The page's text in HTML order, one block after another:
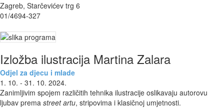
Zagreb, Starčevićev trg 6
01/4694-327
Izložba ilustracija Martina Zalara
Odjel za djecu i mlade
1. 10. - 31. 10. 2024.
Zanimljivim spojem različitih tehnika ilustracije oslikavaju autorovu
ljubav prema street artu, stripovima i klasičnoj umjetnosti.